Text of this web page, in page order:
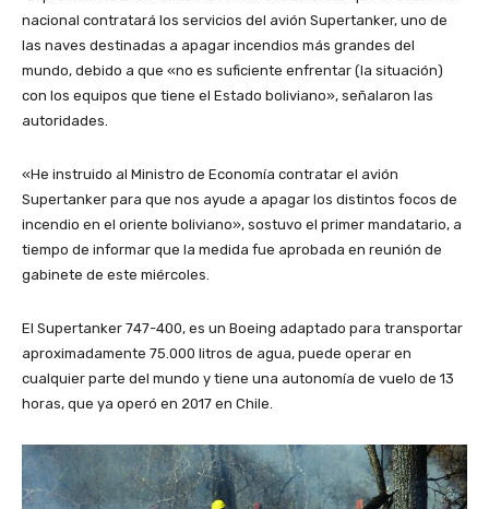
nacional contratará los servicios del avión Supertanker, uno de
las naves destinadas a apagar incendios más grandes del
mundo, debido a que «no es suficiente enfrentar (la situación)
con los equipos que tiene el Estado boliviano», señalaron las
autoridades.
«He instruido al Ministro de Economía contratar el avión
Supertanker para que nos ayude a apagar los distintos focos de
incendio en el oriente boliviano», sostuvo el primer mandatario, a
tiempo de informar que la medida fue aprobada en reunión de
gabinete de este miércoles.
El Supertanker 747-400, es un Boeing adaptado para transportar
aproximadamente 75.000 litros de agua, puede operar en
cualquier parte del mundo y tiene una autonomía de vuelo de 13
horas, que ya operó en 2017 en Chile.